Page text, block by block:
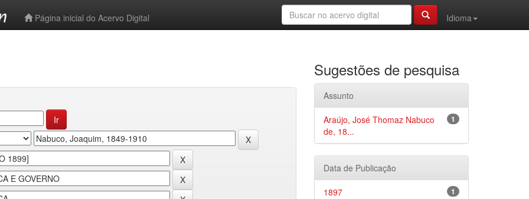
Página inicial do Acervo Digital
Idioma
Sugestões de pesquisa
Assunto
1
Araújo, José Thomaz Nabuco
de, 18...
Data de Publicação
1
1897